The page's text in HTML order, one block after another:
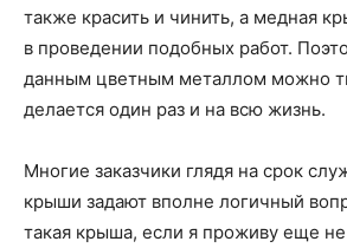
также красить и чинить, а медная
в проведении подобных работ.
данным цветным металлом можно
делается один раз и на всю жизнь.
Многие заказчики глядя на срок
крыши задают вполне логичный
такая крыша, если я проживу еще